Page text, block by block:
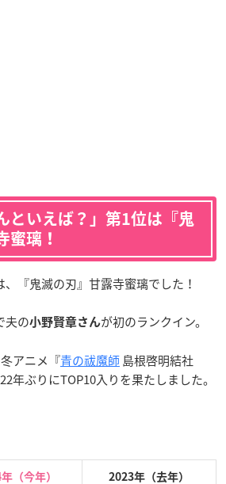
といえば？」第1位は『鬼
蜜璃！
『鬼滅の刃』甘露寺蜜璃でした！
夫の小野賢章さんが初のランクイン。
アニメ『青の祓魔師島根啓明結社
年ぶりにTOP10入りを果たしました。
（今年） 2023年（去年）